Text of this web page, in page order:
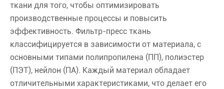
ткани для того, чтобы оптимизировать
производственные процессы и повысить
эффективность. Фильтр-пресс ткань
классифицируется в зависимости от материала, с
основными типами полипропилена (ПП), полиэстер
(ПЭТ), нейлон (ПА). Каждый материал обладает
отличительными характеристиками, что делает его